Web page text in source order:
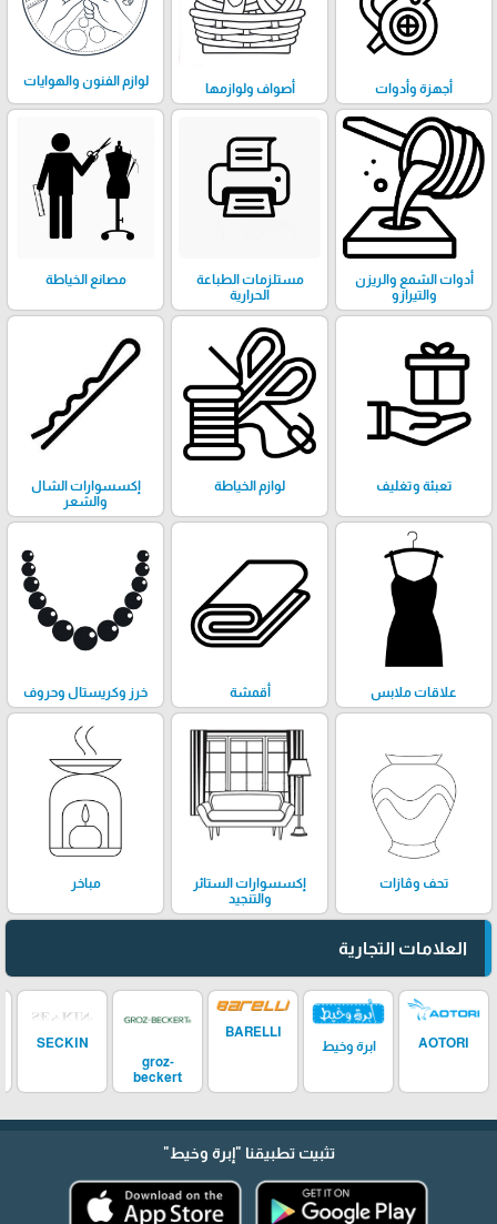
أجهزة وأدوات أصواف ولوازمها
لوازم الفنون والهوايات
أدوات الشمع والريزن
والتيرازو
مستلزمات الطباعة
الحرارية
مصانع الخياطة
تعبئة وتغليف لوازم الخياطة
إكسسوارات الشال
والشعر
علاقات ملابس أقمشة خرز وكريستال وحروف
تحف وڤازات
إكسسوارات الستائر
والتنجيد
مباخر
العلامات التجارية
AOTORI ابرة وخيط
BARELLI
groz-
beckert
SECKIN
تثبيت تطبيقنا "إبرة وخيط"